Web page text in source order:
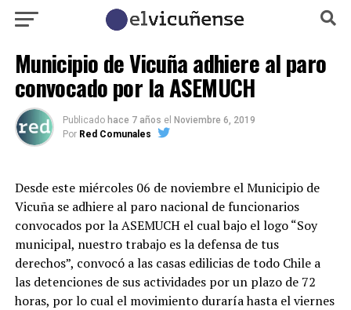
Municipio de Vicuña adhiere al paro
convocado por la ASEMUCH
Publicado hace 7 años el Noviembre 6, 2019
Por Red Comunales
Desde este miércoles 06 de noviembre el Municipio de
Vicuña se adhiere al paro nacional de funcionarios
convocados por la ASEMUCH el cual bajo el logo “Soy
municipal, nuestro trabajo es la defensa de tus
derechos”, convocó a las casas edilicias de todo Chile a
las detenciones de sus actividades por un plazo de 72
horas, por lo cual el movimiento duraría hasta el viernes